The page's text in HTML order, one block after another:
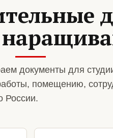
документы для
помещению,
России.